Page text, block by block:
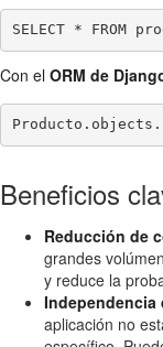
SELECT * FROM
Con el ORM de
Beneficios
Reducción de
grandes
y reduce la
Independencia
aplicación no